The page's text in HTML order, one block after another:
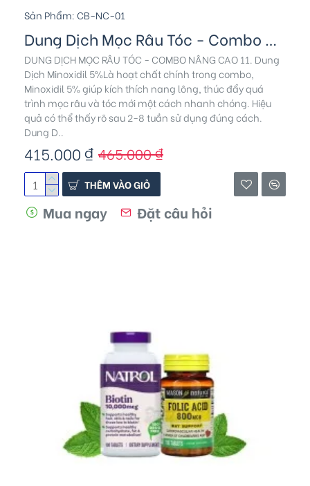
Sản Phẩm:CB-NC-01
Dung Dịch Mọc Râu Tóc - Combo Nâng Cao 1
DUNG DỊCH MỌC RÂU TÓC - COMBO NÂNG CAO 11. Dung
Dịch Minoxidil 5%Là hoạt chất chính trong combo,
Minoxidil 5% giúp kích thích nang lông, thúc đẩy quá
trình mọc râu và tóc mới một cách nhanh chóng. Hiệu
quả có thể thấy rõ sau 2-8 tuần sử dụng đúng cách.
Dung D..
415.000 ₫ 465.000 ₫
THÊM VÀO GIỎ
Mua ngay Đặt câu hỏi